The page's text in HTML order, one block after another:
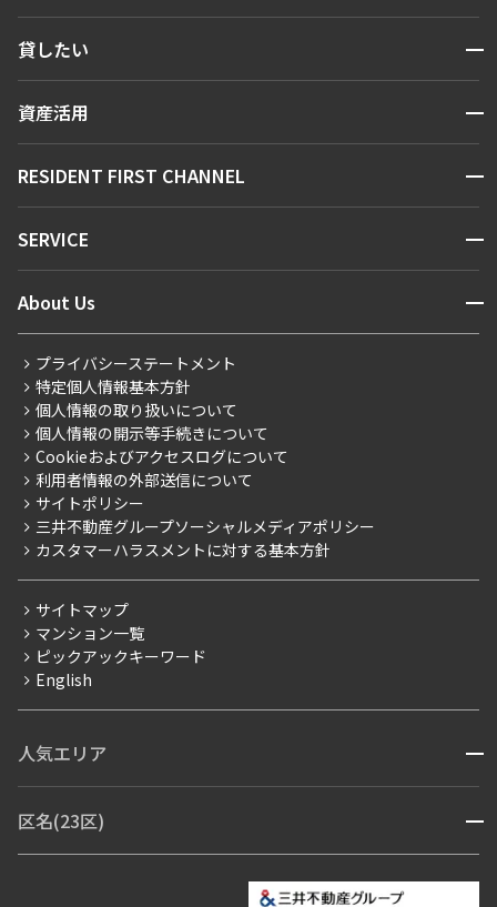
人気エリアから探す
新着情報から探す
新着募集情報
こだわりから探す
こだわり一覧
プレミアムマンション
新築
当社限定（港区・渋谷区）
当社限定（港区・渋谷区以外）
三井不動産企画
賃料改定
フリーレント
ペット可
ブランドマンション
貸したい 開閉
お問い合わせ
資産活用 開閉
お問い合わせ
RESIDENT FIRST CHANNEL 開閉
マンションレポート
住まいのコラム
SERVICE 開閉
会員ページ
ご入居・提携サービス
お部屋探しからご契約まで
よくあるご質問
社宅紹介
【仲介会社様向け】当社仲介事業部取り扱い物件入居申込
About Us 開閉
会社情報
事業案内
採用情報
ニュースリリース
お問い合わせ
プライバシーステートメント
特定個人情報基本方針
個人情報の取り扱いについて
個人情報の開示等手続きについて
Cookieおよびアクセスログについて
利用者情報の外部送信について
サイトポリシー
三井不動産グループソーシャルメディアポリシー
カスタマーハラスメントに対する基本方針
サイトマップ
マンション一覧
ピックアックキーワード
English
人気エリア 開閉
青山・表参道・原宿
市ヶ谷・神楽坂・飯田橋
三田・芝・浜松町
区名(23区) 開閉
江東区 台東区 墨田区
中野区